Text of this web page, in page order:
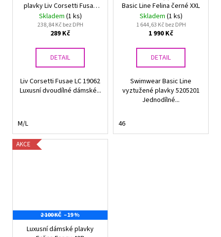
plavky Liv Corsetti Fusae
LC 19062
Skladem (1 ks)
238,84 Kč bez DPH
289 Kč
DETAIL
Liv Corsetti Fusae LC 19062
Luxusní dvoudílné dámské...
M/L
Basic Line Felina černé XXL
Skladem (1 ks)
1 644,63 Kč bez DPH
1 990 Kč
DETAIL
Swimwear Basic Line
vyztužené plavky 5205201
Jednodílné...
46
AKCE
2 100 KČ –19 %
Luxusní dámské plavky